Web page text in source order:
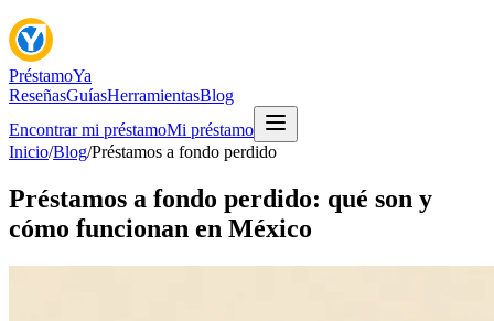
PréstamoYa
ReseñasGuíasHerramientasBlog
Encontrar mi préstamoMi préstamo
Inicio/Blog/Préstamos a fondo perdido
Préstamos a fondo perdido: qué son y
cómo funcionan en México